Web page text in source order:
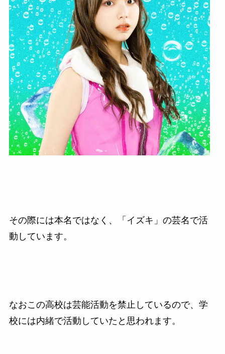
その際には本名ではなく、「イズキ」の芸名で活
動しています。
なおこの高校は芸能活動を禁止しているので、学
校には内緒で活動していたと思われます。